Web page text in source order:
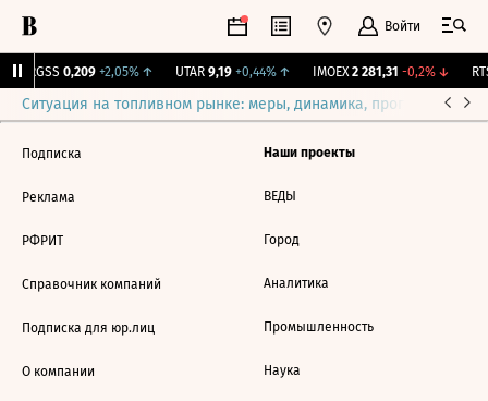
Войти
RGSS 0,209 +2,05%↑ UTAR 9,19 +0,44%↑ IMOEX 2 281,31 -0,2%↓
Ситуация на топливном рынке: меры, динамика, прогнозы
Подписка
Реклама
РФРИТ
Справочник компаний
Подписка для юр.лиц
О компании
Наши проекты
ВЕДЫ
Город
Аналитика
Промышленность
Наука